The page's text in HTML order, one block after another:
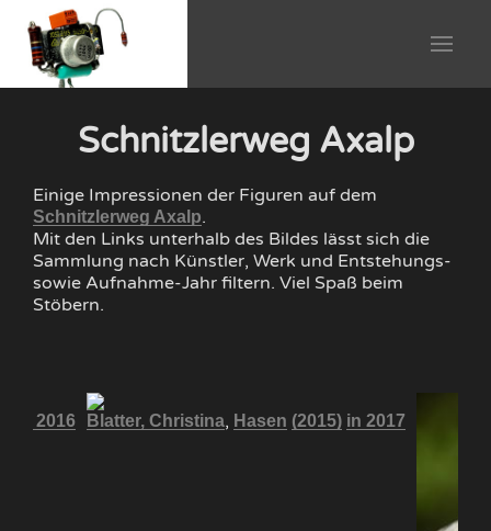
Schnitzlerweg Axalp
Einige Impressionen der Figuren auf dem
Schnitzlerweg Axalp.
Mit den Links unterhalb des Bildes lässt sich die
Sammlung nach Künstler, Werk und Entstehungs-
sowie Aufnahme-Jahr filtern. Viel Spaß beim
Stöbern.
in 2016 Blatter, Christina, Hasen (2015) in 2017